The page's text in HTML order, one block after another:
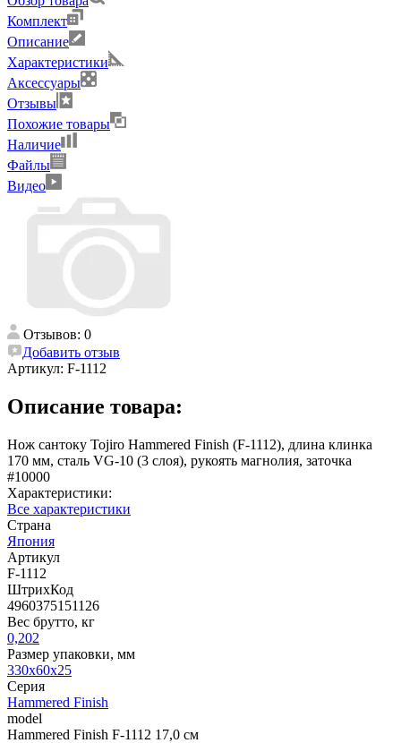
Комплект
Описание
Характеристики
Аксессуары
Отзывы
Похожие товары
Наличие
Файлы
Видео
Отзывов: 0
Добавить отзыв
Артикул: F-1112
Описание товара:
Нож сантоку Tojiro Hammered Finish (F-1112), длина клинка
170 мм, сталь VG-10 (3 слоя), рукоять магнолия, заточка
#10000
Характеристики:
Все характеристики
Страна
Япония
Артикул
F-1112
ШтрихКод
4960375151126
Вес брутто, кг
0,202
Размер упаковки, мм
330x60x25
Серия
Hammered Finish
model
Hammered Finish F-1112 17,0 см